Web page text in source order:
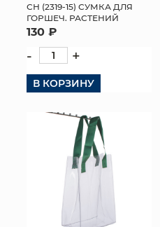
СН (2319-15) СУМКА ДЛЯ
ГОРШЕЧ. РАСТЕНИЙ
130 ₽
- +
В КОРЗИНУ